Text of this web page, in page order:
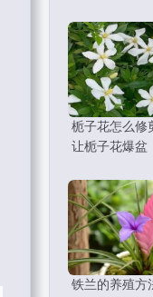
栀子花怎么修
让栀子花爆盆
铁兰的养殖方